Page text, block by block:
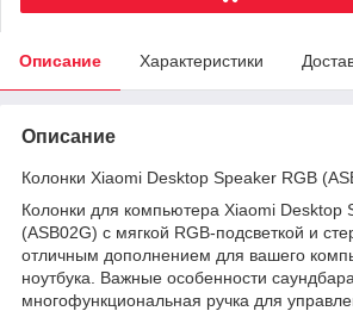
Описание Характеристики
Описание
Колонки Xiaomi Desktop Speaker RGB
Колонки для компьютера Xiaomi Desktop
(ASB02G) с мягкой RGB-подсветкой и
отличным дополнением для вашего
ноутбука. Важные особенности
многофункциональная ручка для